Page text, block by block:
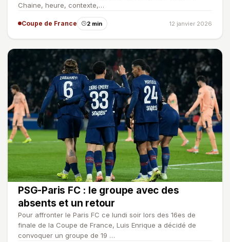
Chaine, heure, contexte,…
Coupe de France 2 min 12 janvier 2026
PSG-Paris FC : le groupe avec des
absents et un retour
Pour affronter le Paris FC ce lundi soir lors des 16es de
finale de la Coupe de France, Luis Enrique a décidé de
convoquer un groupe de 19 …